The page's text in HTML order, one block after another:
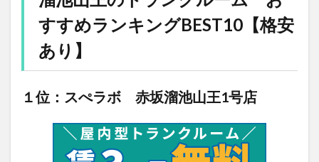
すすめランキングBEST10【格安
あり】
１位：スぺラボ 赤坂溜池山王1号店